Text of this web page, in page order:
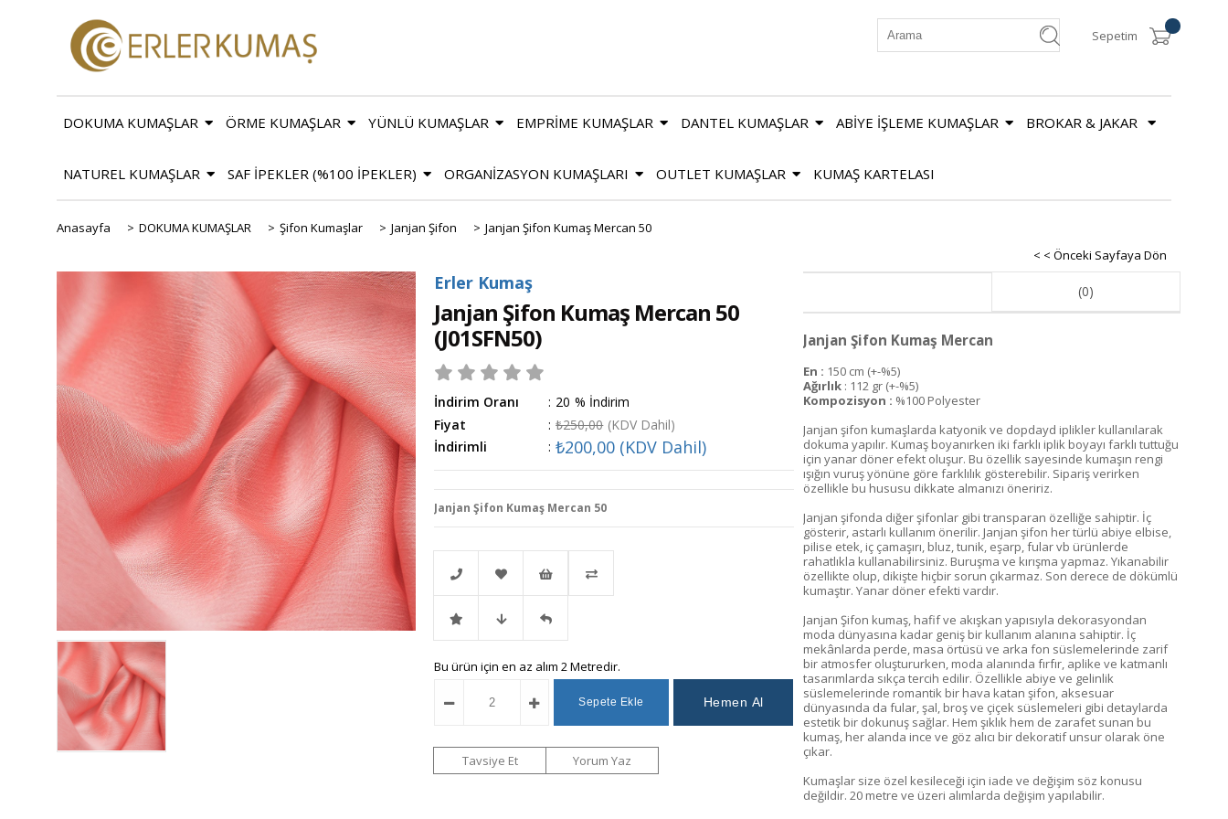
Sepetim
DOKUMA KUMAŞLAR ÖRME KUMAŞLAR YÜNLÜ KUMAŞLAR EMPRİME KUMAŞLAR DANTEL KUMAŞLAR ABİYE İŞLEME KUMAŞLAR BROKAR & JAKAR
NATUREL KUMAŞLAR SAF İPEKLER (%100 İPEKLER) ORGANİZASYON KUMAŞLARI OUTLET KUMAŞLAR KUMAŞ KARTELASI
Anasayfa > DOKUMA KUMAŞLAR > Şifon Kumaşlar > Janjan Şifon > Janjan Şifon Kumaş Mercan 50
< < Önceki Sayfaya Dön
Erler Kumaş
Janjan Şifon Kumaş Mercan 50
(J01SFN50)
İndirim Oranı : %
20
İndirim
Fiyat
: ₺250,00 (KDV Dahil)
İndirimli
: ₺200,00 (KDV Dahil)
Janjan Şifon Kumaş Mercan 50
Telefonla
Sipariş
Favorilere
Ekle
İstek
Listeme
Ekle
İndirimli Fiyat
Düşünce
Haber
Gelince
Haber
Bu ürün için en az alım 2 Metredir.
Tavsiye Et Yorum Yaz
(0)
Janjan Şifon Kumaş Mercan
En : 150 cm (+-%5)
Ağırlık : 112 gr (+-%5)
Kompozisyon : %100 Polyester
Janjan şifon kumaşlarda katyonik ve dopdayd iplikler kullanılarak
dokuma yapılır. Kumaş boyanırken iki farklı iplik boyayı farklı tuttuğu
için yanar döner efekt oluşur. Bu özellik sayesinde kumaşın rengi
ışığın vuruş yönüne göre farklılık gösterebilir. Sipariş verirken
özellikle bu hususu dikkate almanızı öneririz.
Janjan şifonda diğer şifonlar gibi transparan özelliğe sahiptir. İç
gösterir, astarlı kullanım önerilir. Janjan şifon her türlü abiye elbise,
pilise etek, iç çamaşırı, bluz, tunik, eşarp, fular vb ürünlerde
rahatlıkla kullanabilirsiniz. Buruşma ve kırışma yapmaz. Yıkanabilir
özellikte olup, dikişte hiçbir sorun çıkarmaz. Son derece de dökümlü
kumaştır. Yanar döner efekti vardır.
Janjan Şifon kumaş, hafif ve akışkan yapısıyla dekorasyondan
moda dünyasına kadar geniş bir kullanım alanına sahiptir. İç
mekânlarda perde, masa örtüsü ve arka fon süslemelerinde zarif
bir atmosfer oluştururken, moda alanında fırfır, aplike ve katmanlı
tasarımlarda sıkça tercih edilir. Özellikle abiye ve gelinlik
süslemelerinde romantik bir hava katan şifon, aksesuar
dünyasında da fular, şal, broş ve çiçek süslemeleri gibi detaylarda
estetik bir dokunuş sağlar. Hem şıklık hem de zarafet sunan bu
kumaş, her alanda ince ve göz alıcı bir dekoratif unsur olarak öne
çıkar.
Kumaşlar size özel kesileceği için iade ve değişim söz konusu
değildir. 20 metre ve üzeri alımlarda değişim yapılabilir.